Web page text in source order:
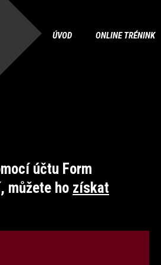
ÚVOD ONLINE TRÉNINK
účtu Form
můžete ho získat